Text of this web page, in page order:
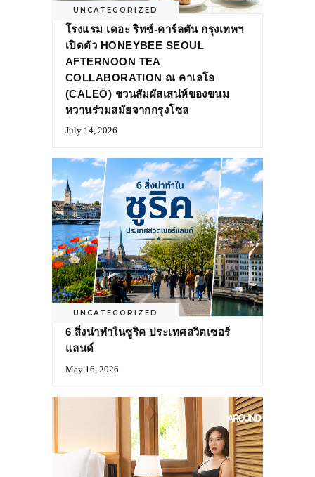
UNCATEGORIZED
โรงแรม เดอะ ริทซ์-คาร์ลตัน กรุงเทพฯ
เปิดตัว HONEYBEE SEOUL
AFTERNOON TEA
COLLABORATION ณ คาเลโอ
(CALEŌ) ชวนสัมผัสเสน่ห์ของขนม
หวานร่วมสมัยจากกรุงโซล
July 14, 2026
UNCATEGORIZED
6 สิ่งน่าทำในซูริค ประเทศสวิตเซอร์
แลนด์
May 16, 2026